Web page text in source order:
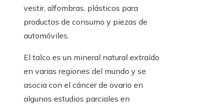
vestir, alfombras, plásticos para
productos de consumo y piezas de
automóviles.
El talco es un mineral natural extraído
en varias regiones del mundo y se
asocia con el cáncer de ovario en
algunos estudios parciales en